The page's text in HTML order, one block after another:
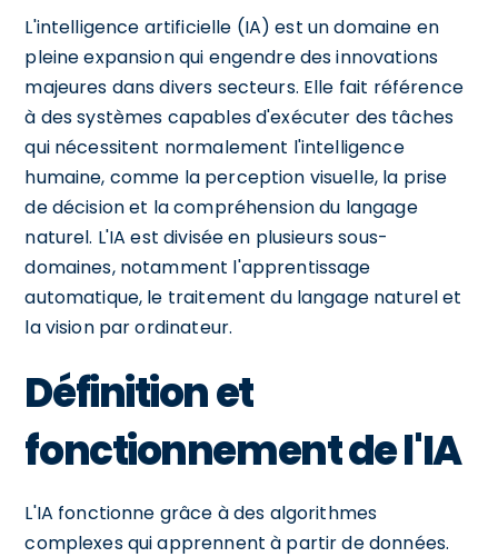
L'intelligence artificielle (IA) est un domaine en
pleine expansion qui engendre des innovations
majeures dans divers secteurs. Elle fait référence
à des systèmes capables d'exécuter des tâches
qui nécessitent normalement l'intelligence
humaine, comme la perception visuelle, la prise
de décision et la compréhension du langage
naturel. L'IA est divisée en plusieurs sous-
domaines, notamment l'apprentissage
automatique, le traitement du langage naturel et
la vision par ordinateur.
Définition et
fonctionnement de l'IA
L'IA fonctionne grâce à des algorithmes
complexes qui apprennent à partir de données.